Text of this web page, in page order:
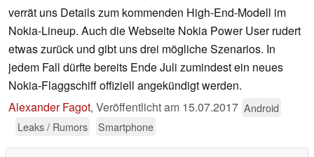
verrät uns Details zum kommenden High-End-Modell im
Nokia-Lineup. Auch die Webseite Nokia Power User rudert
etwas zurück und gibt uns drei mögliche Szenarios. In
jedem Fall dürfte bereits Ende Juli zumindest ein neues
Nokia-Flaggschiff offiziell angekündigt werden.
Alexander Fagot, Veröffentlicht am 15.07.2017 Android
Leaks / Rumors
Smartphone